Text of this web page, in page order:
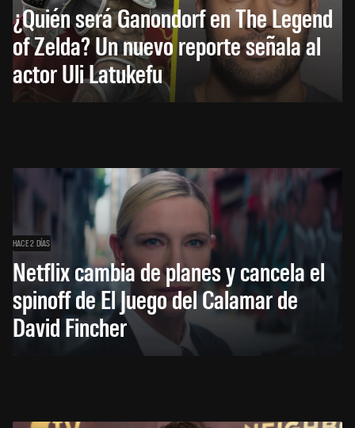
¿Quién será Ganondorf en The Legend
of Zelda? Un nuevo reporte señala al
actor Uli Latukefu
HACE 2 DÍAS
Netflix cambia de planes y cancela el
spinoff de El Juego del Calamar de
David Fincher